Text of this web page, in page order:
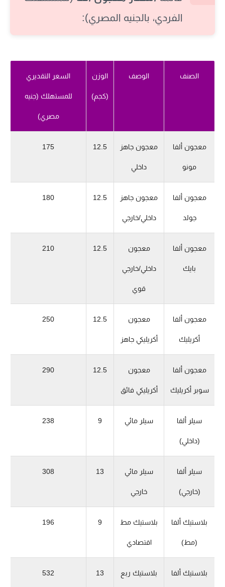
الفردي، بالجنيه المصري):
الصنف الوصف الوزن
(كجم)
السعر التقديري
للمستهلك (جنيه
مصري)
معجون ألفا
مونو
معجون جاهز
داخلي
12.5
175
معجون ألفا
جولد
معجون جاهز
داخلي/خارجي
12.5
180
معجون ألفا
بايك
معجون
داخلي/خارجي
قوي
12.5
210
معجون ألفا
أكريليك
معجون
أكريليكي جاهز
12.5
250
معجون ألفا
سوبر أكريليك
معجون
أكريليكي فائق
12.5
290
سيلر ألفا
(داخلي)
سيلر مائي 9
238
سيلر ألفا
(خارجي)
سيلر مائي
خارجي
13
308
بلاستيك ألفا
(مط)
بلاستيك مط
اقتصادي
9
196
بلاستيك ألفا بلاستيك ربع 13
532